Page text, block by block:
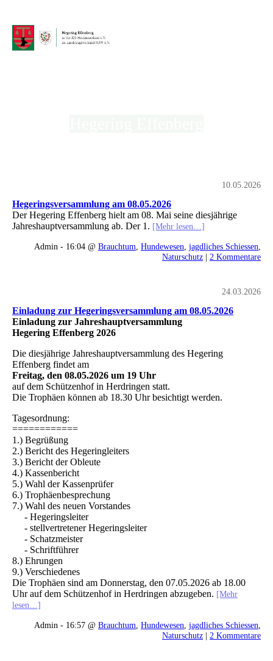
10.05.2026
Hegeringsversammlung am 08.05.2026
Der Hegering Effenberg hielt am 08. Mai seine diesjährige
Jahreshauptversammlung ab. Der 1. [Mehr lesen…]
Admin - 16:04 @ Brauchtum, Hundewesen, jagdliches Schiessen,
Naturschutz | 2 Kommentare
24.03.2026
Einladung zur Hegeringsversammlung am 08.05.2026
Einladung zur Jahreshauptversammlung
Hegering Effenberg 2026
Die diesjährige Jahreshauptversammlung des Hegering
Effenberg findet am
Freitag, den 08.05.2026 um 19 Uhr
auf dem Schützenhof in Herdringen statt.
Die Trophäen können ab 18.30 Uhr besichtigt werden.
Tagesordnung:
============
1.) Begrüßung
2.) Bericht des Hegeringleiters
3.) Bericht der Obleute
4.) Kassenbericht
5.) Wahl der Kassenprüfer
6.) Trophäenbesprechung
7.) Wahl des neuen Vorstandes
- Hegeringsleiter
- stellvertretener Hegeringsleiter
- Schatzmeister
- Schriftführer
8.) Ehrungen
9.) Verschiedenes
Die Trophäen sind am Donnerstag, den 07.05.2026 ab 18.00
Uhr auf dem Schützenhof in Herdringen abzugeben. [Mehr
lesen…]
Admin - 16:57 @ Brauchtum, Hundewesen, jagdliches Schiessen,
Naturschutz | 2 Kommentare